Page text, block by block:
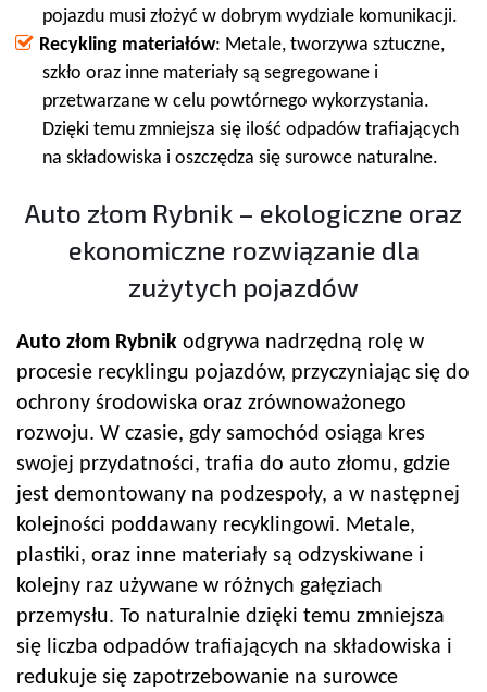
pojazdu musi złożyć w dobrym wydziale komunikacji.
Recykling materiałów: Metale, tworzywa sztuczne,
szkło oraz inne materiały są segregowane i
przetwarzane w celu powtórnego wykorzystania.
Dzięki temu zmniejsza się ilość odpadów trafiających
na składowiska i oszczędza się surowce naturalne.
Auto złom Rybnik – ekologiczne oraz
ekonomiczne rozwiązanie dla
zużytych pojazdów
Auto złom Rybnik odgrywa nadrzędną rolę w
procesie recyklingu pojazdów, przyczyniając się do
ochrony środowiska oraz zrównoważonego
rozwoju. W czasie, gdy samochód osiąga kres
swojej przydatności, trafia do auto złomu, gdzie
jest demontowany na podzespoły, a w następnej
kolejności poddawany recyklingowi. Metale,
plastiki, oraz inne materiały są odzyskiwane i
kolejny raz używane w różnych gałęziach
przemysłu. To naturalnie dzięki temu zmniejsza
się liczba odpadów trafiających na składowiska i
redukuje się zapotrzebowanie na surowce